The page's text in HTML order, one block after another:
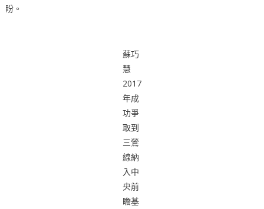
盼。
蘇巧
慧
2017
年成
功爭
取到
三鶯
線納
入中
央前
瞻基